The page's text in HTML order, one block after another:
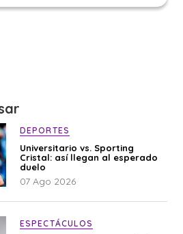
DEPORTES
Universitario vs. Sporting
Cristal: así llegan al esperado
duelo
07 Ago 2026
ESPECTÁCULOS